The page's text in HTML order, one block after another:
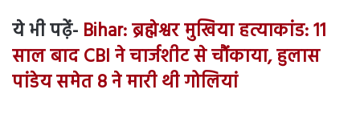
ये भी पढ़ें- Bihar: ब्रह्मेश्वर मुखिया हत्याकांड: 11
साल बाद CBI ने चार्जशीट से चौंकाया, हुलास
पांडेय समेत 8 ने मारी थी गोलियां